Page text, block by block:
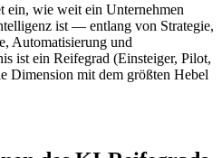
wie weit ein Unternehmen
ist — entlang von Strategie,
Automatisierung und
ist ein Reifegrad (Einsteiger, Pilot,
Dimension mit dem größten Hebel